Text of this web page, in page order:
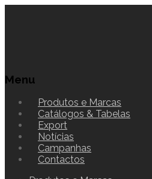
Menu
Produtos e Marcas
Catálogos & Tabelas
Export
Notícias
Campanhas
Contactos